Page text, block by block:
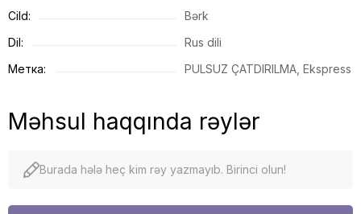
Cild:
Bərk
Dil:
Rus dili
Метка:
PULSUZ ÇATDIRILMA, Ekspress
Məhsul haqqında rəylər
Burada hələ heç kim rəy yazmayıb. Birinci olun!